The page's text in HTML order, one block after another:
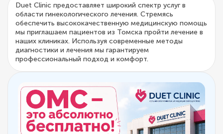
Duet Clinic предоставляет широкий спектр услуг в
области гинекологического лечения. Стремясь
обеспечить высококачественную медицинскую помощь
мы приглашаем пациентов из Томска пройти лечение в
наших клиниках. Используя современные методы
диагностики и лечения мы гарантируем
профессиональный подход и комфорт.